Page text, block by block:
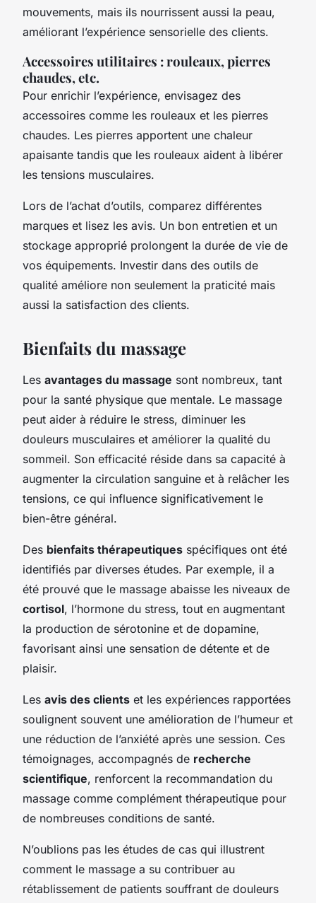
mouvements, mais ils nourrissent aussi la peau,
améliorant l’expérience sensorielle des clients.
Accessoires utilitaires : rouleaux, pierres
chaudes, etc.
Pour enrichir l’expérience, envisagez des
accessoires comme les rouleaux et les pierres
chaudes. Les pierres apportent une chaleur
apaisante tandis que les rouleaux aident à libérer
les tensions musculaires.
Lors de l’achat d’outils, comparez différentes
marques et lisez les avis. Un bon entretien et un
stockage approprié prolongent la durée de vie de
vos équipements. Investir dans des outils de
qualité améliore non seulement la praticité mais
aussi la satisfaction des clients.
Bienfaits du massage
Les avantages du massage sont nombreux, tant
pour la santé physique que mentale. Le massage
peut aider à réduire le stress, diminuer les
douleurs musculaires et améliorer la qualité du
sommeil. Son efficacité réside dans sa capacité à
augmenter la circulation sanguine et à relâcher les
tensions, ce qui influence significativement le
bien-être général.
Des bienfaits thérapeutiques spécifiques ont été
identifiés par diverses études. Par exemple, il a
été prouvé que le massage abaisse les niveaux de
cortisol, l’hormone du stress, tout en augmentant
la production de sérotonine et de dopamine,
favorisant ainsi une sensation de détente et de
plaisir.
Les avis des clients et les expériences rapportées
soulignent souvent une amélioration de l’humeur et
une réduction de l’anxiété après une session. Ces
témoignages, accompagnés de recherche
scientifique, renforcent la recommandation du
massage comme complément thérapeutique pour
de nombreuses conditions de santé.
N’oublions pas les études de cas qui illustrent
comment le massage a su contribuer au
rétablissement de patients souffrant de douleurs